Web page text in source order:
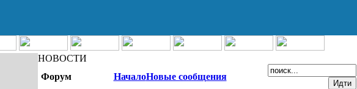
НОВОСТИ
Форум
НачалоНовые сообщения